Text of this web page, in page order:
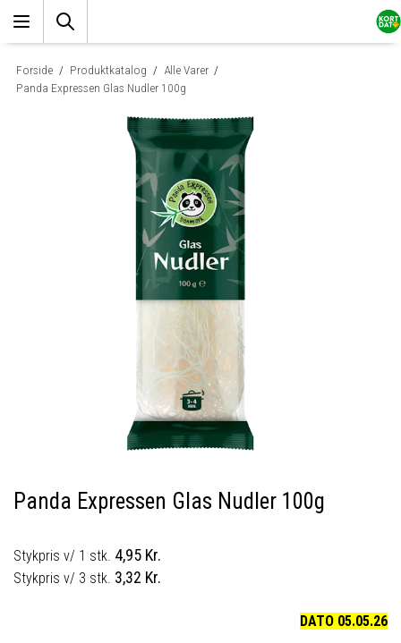
Forside / Produktkatalog / Alle Varer /
Panda Expressen Glas Nudler 100g
Panda Expressen Glas Nudler 100g
Stykpris v/ 1 stk. 4,95 Kr.
Stykpris v/ 3 stk. 3,32 Kr.
DATO 05.05.26